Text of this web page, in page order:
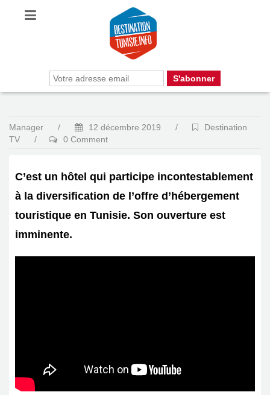
Manager / 12 décembre 2019 /
Destination
TV
/ 0 Comment
C’est un hôtel qui participe incontestablement
à la diversification de l’offre d’hébergement
touristique en Tunisie. Son ouverture est
imminente.